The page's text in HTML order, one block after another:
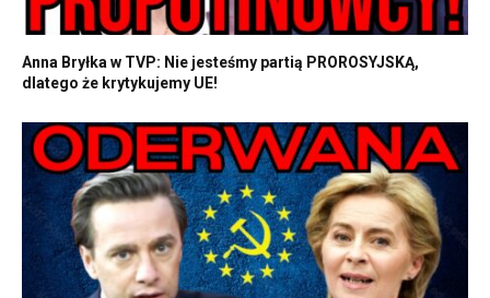
Anna Bryłka w TVP: Nie jesteśmy partią PROROSYJSKĄ,
dlatego że krytykujemy UE!